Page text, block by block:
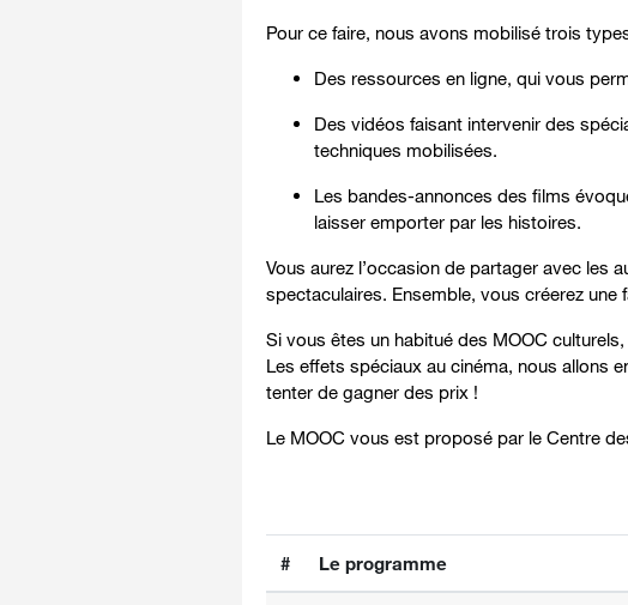
Pour ce faire, nous avons mobilisé trois
Des ressources en ligne, qui vous
Des vidéos faisant intervenir des
techniques mobilisées.
Les bandes-annonces des films
laisser emporter par les histoires.
Vous aurez l’occasion de partager avec les
spectaculaires. Ensemble, vous créerez une
Si vous êtes un habitué des MOOC
Les effets spéciaux au cinéma, nous allons
tenter de gagner des prix !
Le MOOC vous est proposé par le Centre
# Le programme